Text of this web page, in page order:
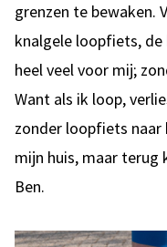
grenzen te bewaken.
knalgele loopfiets,
heel veel voor mij;
Want als ik loop,
zonder loopfiets
mijn huis, maar
Ben.